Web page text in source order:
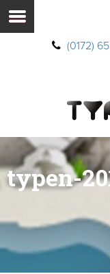
(0172)
typen-